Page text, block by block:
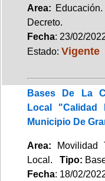
Area:
Decreto.
Fecha: 23/02/
Estado: Vigente
Bases De La
Local "Calidad
Municipio De
Area:
Local. Tipo:
Fecha: 18/02/